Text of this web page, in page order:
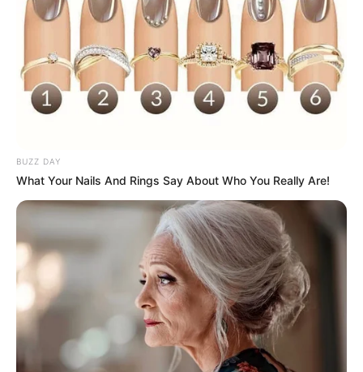
clubedeartesanato.com.br
Base de corte – É sobre a base de corte que você
irá produzir todas as peças, inclusive fazer o
corte e a colagem. Essa superfície é super
resistente, protege a sua mesa e ainda vem com
marcações em centímetros e polegadas, por
esses motivos ela é indispensável.
BUZZ DAY
What Your Nails And Rings Say About Who You Really Are!